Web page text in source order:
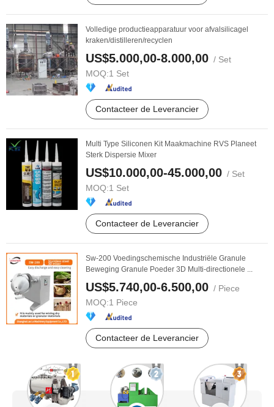
Volledige productieapparatuur voor afvalsilicagel
kraken/distilleren/recyclen
US$5.000,00-8.000,00 / Set
MOQ:1 Set
Contacteer de Leverancier
Multi Type Siliconen Kit Maakmachine RVS Planeet
Sterk Dispersie Mixer
US$10.000,00-45.000,00 / Set
MOQ:1 Set
Contacteer de Leverancier
Sw-200 Voedingschemische Industriële Granule
Beweging Granule Poeder 3D Multi-directionele ...
US$5.740,00-6.500,00 / Piece
MOQ:1 Piece
Contacteer de Leverancier